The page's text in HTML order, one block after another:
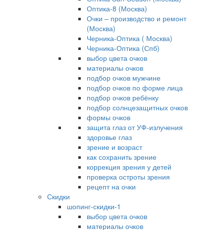
Оптика-8 (Москва)
Очки – производство и ремонт
(Москва)
Черника-Оптика ( Москва)
Черника-Оптика (Спб)
выбор цвета очков
материалы очков
подбор очков мужчине
подбор очков по форме лица
подбор очков ребёнку
подбор солнцезащитных очков
формы очков
защита глаз от УФ-излучения
здоровье глаз
зрение и возраст
как сохранить зрение
коррекция зрения у детей
проверка остроты зрения
рецепт на очки
Скидки
шопинг-скидки-1
выбор цвета очков
материалы очков